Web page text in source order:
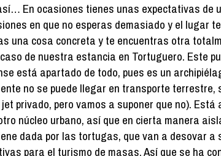
En ocasiones tienes unas expectativas de
en que no esperas demasiado y el lugar
una cosa concreta y te encuentras otra
de nuestra estancia en Tortuguero. Este
está apartado de todo, pues es un
no se puede llegar en transporte terrestre,
privado, pero vamos a suponer que no).
núcleo urbano, así que en cierta manera
dada por las tortugas, que van a desovar a
para el turismo de masas. Así que se ha